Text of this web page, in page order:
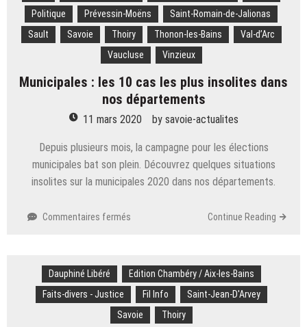
Politique
Prévessin-Moëns
Saint-Romain-de-Jalionas
Sault
Savoie Thoiry Thonon-les-Bains
Val-d’Arc
Vaucluse
Vinzieux
Municipales : les 10 cas les plus insolites dans
nos départements
11 mars 2020 by savoie-actualites
Depuis plusieurs mois, la campagne pour les élections
municipales bat son plein. Découvrez quelques situations
insolites sur la municipales 2020 dans nos départements.
Commentaires fermés
10
cas
les
plus
Continue Reading
Dauphiné Libéré
Edition Chambéry / Aix-les-Bains
Faits-divers - Justice
Fil Info
Saint-Jean-D'Arvey
Savoie
Thoiry